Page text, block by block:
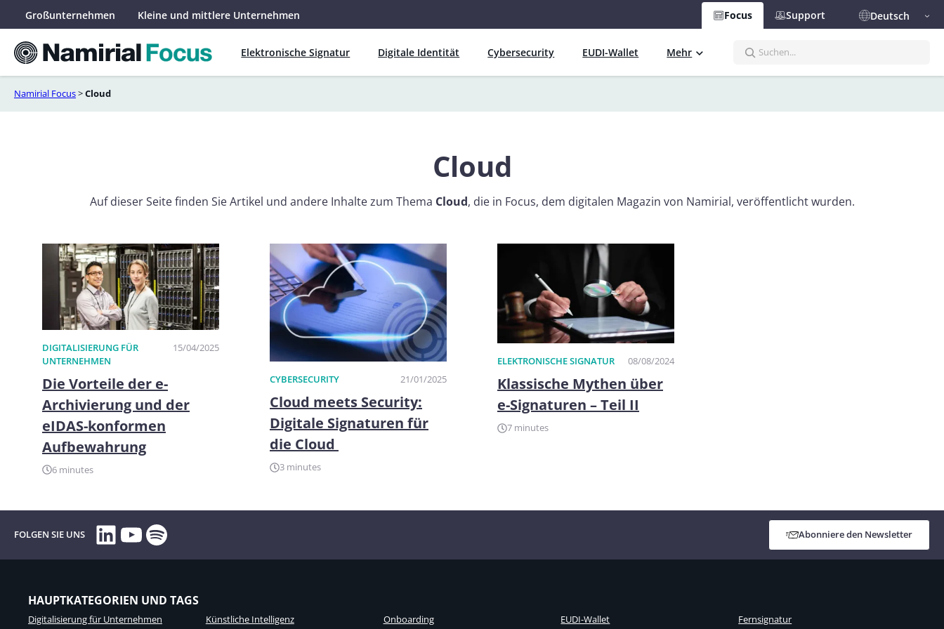
content
Großunternehmen Kleine und mittlere Unternehmen Focus Support Deutsch
Elektronische Signatur Digitale Identität Cybersecurity EUDI-Wallet Mehr
c
Namirial Focus>Cloud
Cloud
Auf dieser Seite finden Sie Artikel und andere Inhalte zum Thema Cloud, die in Focus, dem digitalen Magazin von Namirial, veröffentlicht wurden.
DIGITALISIERUNG FÜR
UNTERNEHMEN​
15/04/2025
Die Vorteile der e-
Archivierung und der
eIDAS-konformen
Aufbewahrung
6 minutes
CYBERSECURITY 21/01/2025
Cloud meets Security:
Digitale Signaturen für
die Cloud
3 minutes
ELEKTRONISCHE SIGNATUR 08/08/2024
Klassische Mythen über
e-Signaturen – Teil II
7 minutes
FOLGEN SIE UNS LinkedIn
YouTube
Spotify Abonniere den Newsletter
HAUPTKATEGORIEN UND TAGS
Digitalisierung für Unternehmen Künstliche Intelligenz Onboarding EUDI-Wallet Fernsignatur